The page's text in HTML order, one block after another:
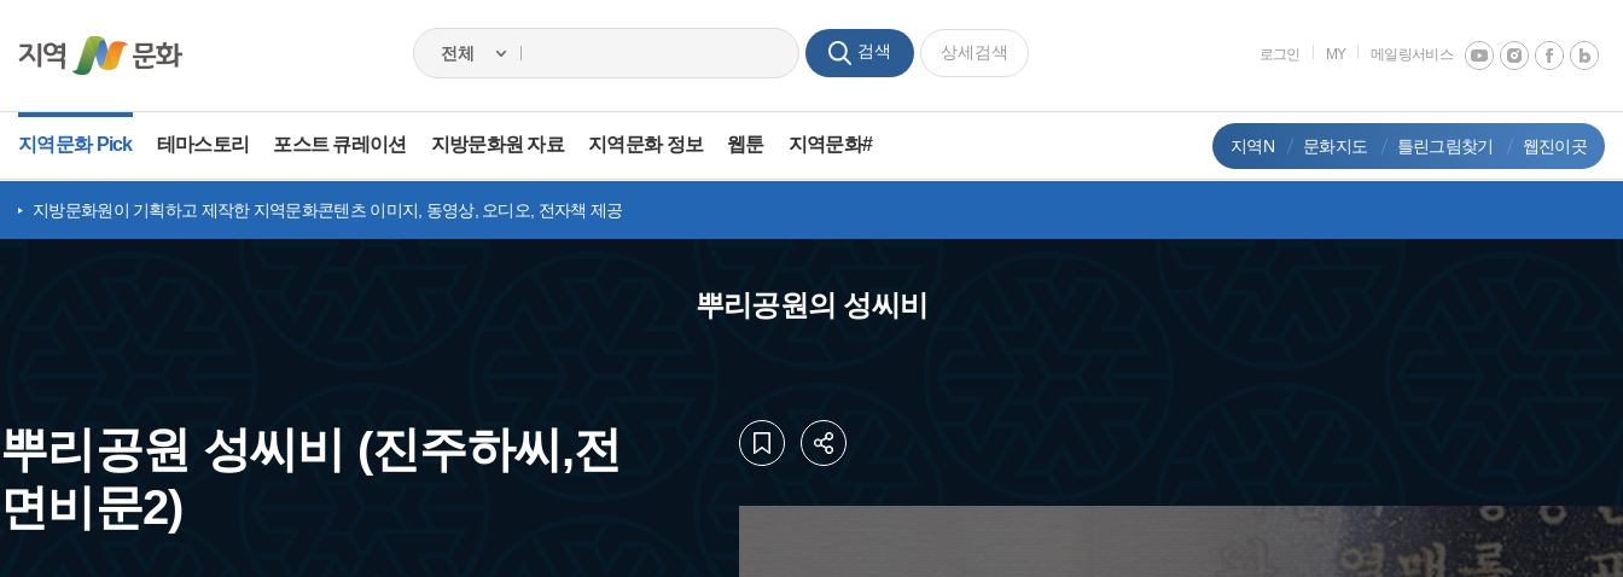
검색 상세검색 로그인 MY 메일링서비스
지역문화 Pick 테마스토리 포스트 큐레이션 지방문화원 자료 지역문화 정보 웹툰 지역문화# 지역N 문화지도 틀린그림찾기 웹진이곳
지방문화원이 기획하고 제작한 지역문화콘텐츠 이미지, 동영상, 오디오, 전자책 제공
뿌리공원의 성씨비
뿌리공원 성씨비 (진주하씨,전
면비문2)